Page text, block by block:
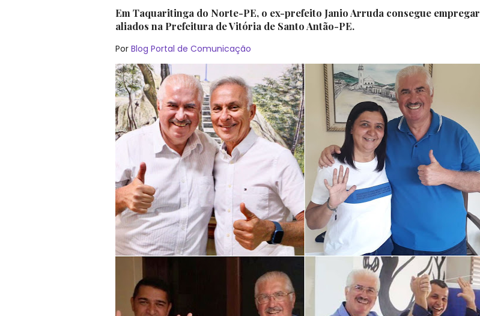
Em Taquaritinga do Norte-PE, o ex-prefeito Janio Arruda consegue empregar
aliados na Prefeitura de Vitória de Santo Antão-PE.
Por Blog Portal de Comunicação